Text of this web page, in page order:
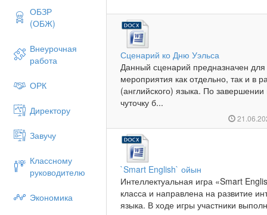
ОБЗР
(ОБЖ)
Внеурочная
работа
ОРК
Директору
Завучу
Классному
руководителю
Экономика
Сценарий ко Дню Уэльса
Данный сценарий предназначен
мероприятия как отдельно, так и в
(английского) языка. По
чуточку б...
`Smart English` ойын
Интеллектуальная игра «Smart
класса и направлена на развитие
языка. В ходе игры участники